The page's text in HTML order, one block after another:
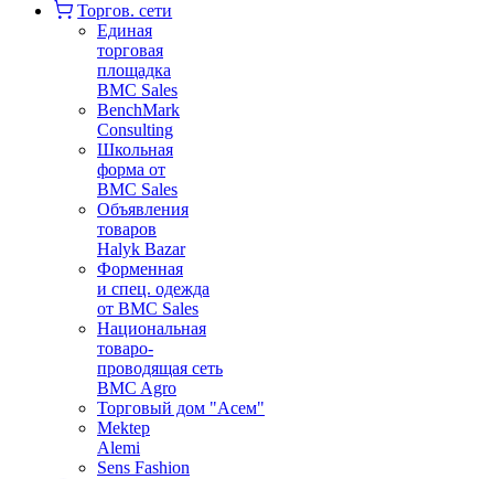
Торгов. сети
Единая
торговая
площадка
BMC Sales
BenchMark
Consulting
Школьная
форма от
BMC Sales
Объявления
товаров
Halyk Bazar
Форменная
и спец. одежда
от BMC Sales
Национальная
товаро-
проводящая сеть
BMC Agro
Торговый дом "Асем"
Mektep
Alemi
Sens Fashion